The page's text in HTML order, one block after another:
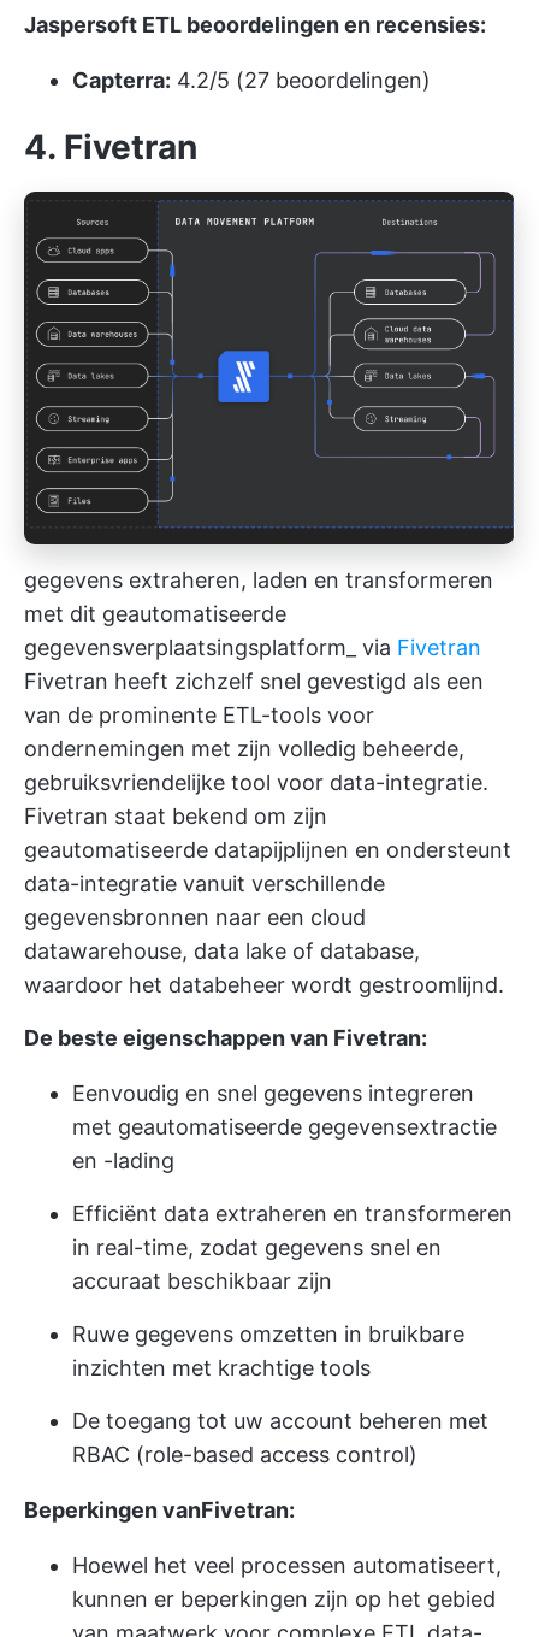
Jaspersoft ETL beoordelingen en recensies:
Capterra: 4.2/5 (27 beoordelingen)
4. Fivetran
gegevens extraheren, laden en transformeren
met dit geautomatiseerde
gegevensverplaatsingsplatform_ via Fivetran
Fivetran heeft zichzelf snel gevestigd als een
van de prominente ETL-tools voor
ondernemingen met zijn volledig beheerde,
gebruiksvriendelijke tool voor data-integratie.
Fivetran staat bekend om zijn
geautomatiseerde datapijplijnen en ondersteunt
data-integratie vanuit verschillende
gegevensbronnen naar een cloud
datawarehouse, data lake of database,
waardoor het databeheer wordt gestroomlijnd.
De beste eigenschappen van Fivetran:
Eenvoudig en snel gegevens integreren
met geautomatiseerde gegevensextractie
en -lading
Efficiënt data extraheren en transformeren
in real-time, zodat gegevens snel en
accuraat beschikbaar zijn
Ruwe gegevens omzetten in bruikbare
inzichten met krachtige tools
De toegang tot uw account beheren met
RBAC (role-based access control)
Beperkingen vanFivetran:
Hoewel het veel processen automatiseert,
kunnen er beperkingen zijn op het gebied